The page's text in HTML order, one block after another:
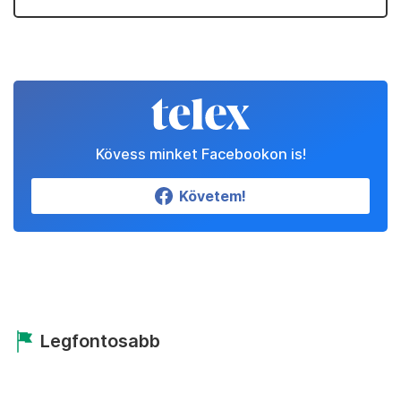
Kövess minket Facebookon is!
Követem!
Legfontosabb